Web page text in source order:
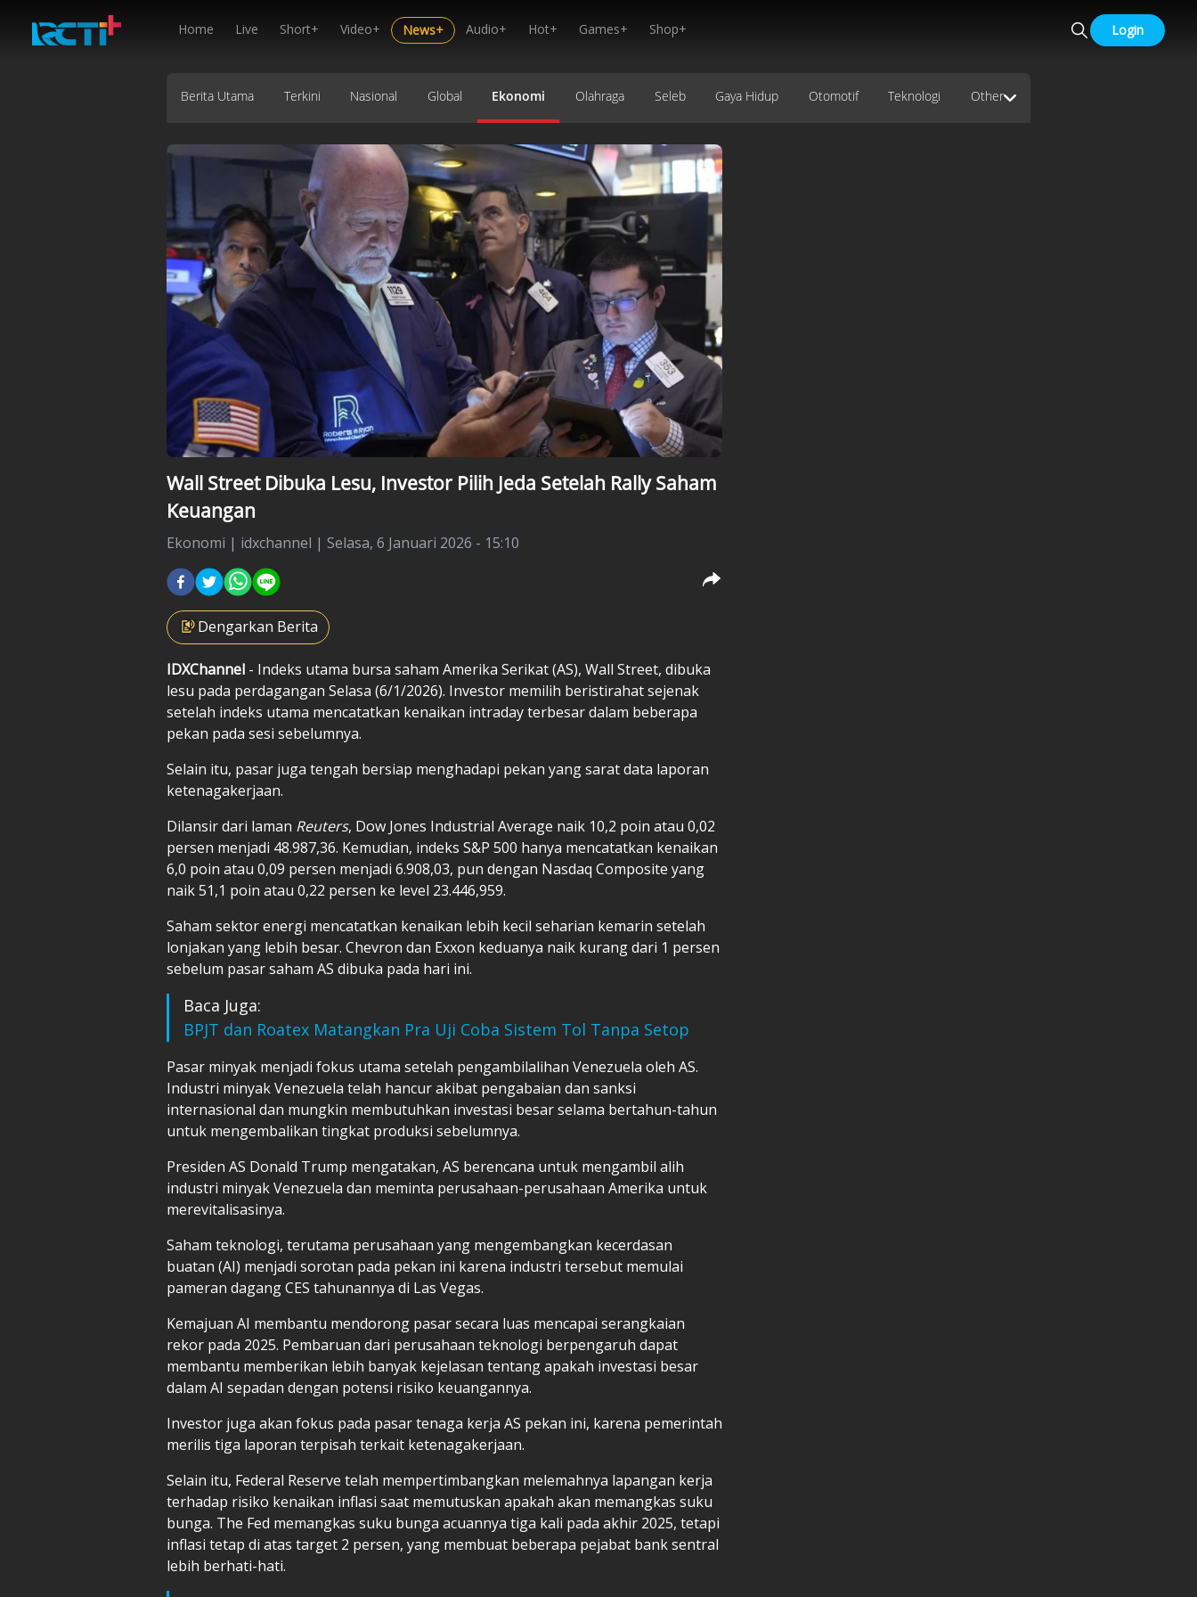
Home Live Short+ Video+ News+ Audio+ Hot+ Games+ Shop+ Login
Berita Utama Terkini Nasional Global Ekonomi Olahraga Seleb Gaya Hidup Otomotif Teknologi Other
Wall Street Dibuka Lesu, Investor Pilih Jeda Setelah Rally Saham
Keuangan
Ekonomi | idxchannel | Selasa, 6 Januari 2026 - 15:10
Dengarkan Berita
IDXChannel - Indeks utama bursa saham Amerika Serikat (AS), Wall Street, dibuka
lesu pada perdagangan Selasa (6/1/2026). Investor memilih beristirahat sejenak
setelah indeks utama mencatatkan kenaikan intraday terbesar dalam beberapa
pekan pada sesi sebelumnya.
Selain itu, pasar juga tengah bersiap menghadapi pekan yang sarat data laporan
ketenagakerjaan.
Dilansir dari laman Reuters, Dow Jones Industrial Average naik 10,2 poin atau 0,02
persen menjadi 48.987,36. Kemudian, indeks S&P 500 hanya mencatatkan kenaikan
6,0 poin atau 0,09 persen menjadi 6.908,03, pun dengan Nasdaq Composite yang
naik 51,1 poin atau 0,22 persen ke level 23.446,959.
Saham sektor energi mencatatkan kenaikan lebih kecil seharian kemarin setelah
lonjakan yang lebih besar. Chevron dan Exxon keduanya naik kurang dari 1 persen
sebelum pasar saham AS dibuka pada hari ini.
Baca Juga:
BPJT dan Roatex Matangkan Pra Uji Coba Sistem Tol Tanpa Setop
Pasar minyak menjadi fokus utama setelah pengambilalihan Venezuela oleh AS.
Industri minyak Venezuela telah hancur akibat pengabaian dan sanksi
internasional dan mungkin membutuhkan investasi besar selama bertahun-tahun
untuk mengembalikan tingkat produksi sebelumnya.
Presiden AS Donald Trump mengatakan, AS berencana untuk mengambil alih
industri minyak Venezuela dan meminta perusahaan-perusahaan Amerika untuk
merevitalisasinya.
Saham teknologi, terutama perusahaan yang mengembangkan kecerdasan
buatan (AI) menjadi sorotan pada pekan ini karena industri tersebut memulai
pameran dagang CES tahunannya di Las Vegas.
Kemajuan AI membantu mendorong pasar secara luas mencapai serangkaian
rekor pada 2025. Pembaruan dari perusahaan teknologi berpengaruh dapat
membantu memberikan lebih banyak kejelasan tentang apakah investasi besar
dalam AI sepadan dengan potensi risiko keuangannya.
Investor juga akan fokus pada pasar tenaga kerja AS pekan ini, karena pemerintah
merilis tiga laporan terpisah terkait ketenagakerjaan.
Selain itu, Federal Reserve telah mempertimbangkan melemahnya lapangan kerja
terhadap risiko kenaikan inflasi saat memutuskan apakah akan memangkas suku
bunga. The Fed memangkas suku bunga acuannya tiga kali pada akhir 2025, tetapi
inflasi tetap di atas target 2 persen, yang membuat beberapa pejabat bank sentral
lebih berhati-hati.